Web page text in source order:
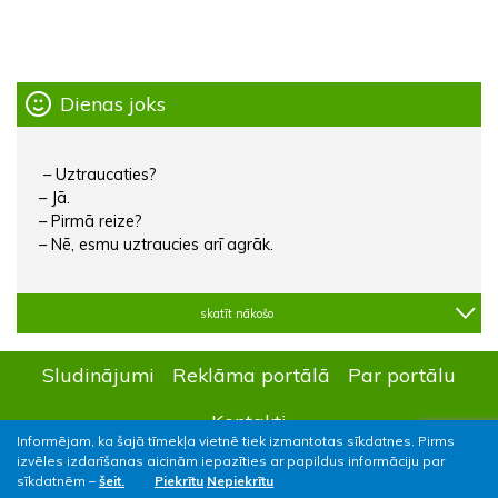
Informējam, ka šajā tīmekļa vietnē tiek izmantotas sīkdatnes. Pirms
izvēles izdarīšanas aicinām iepazīties ar papildus informāciju par
sīkdatnēm – šeit. Piekrītu Nepiekrītu
Dienas joks
– Uztraucaties?
– Jā.
– Pirmā reize?
– Nē, esmu uztraucies arī agrāk.
skatīt nākošo
Sludinājumi Reklāma portālā
Par portālu
Kontakti